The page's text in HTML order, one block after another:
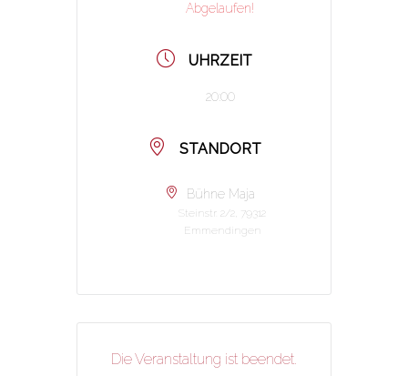
Abgelaufen!
UHRZEIT
20:00
STANDORT
Bühne Maja
Steinstr. 2/2, 79312
Emmendingen
Die Veranstaltung ist beendet.